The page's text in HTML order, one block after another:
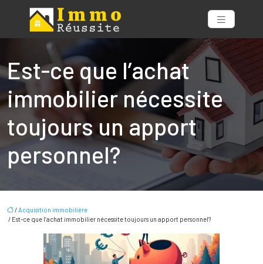
Est-ce que l’achat
immobilier nécessite
toujours un apport
personnel?
/Acquisition immobilière
/ Est-ce que l’achat immobilier nécessite toujours un apport personnel?